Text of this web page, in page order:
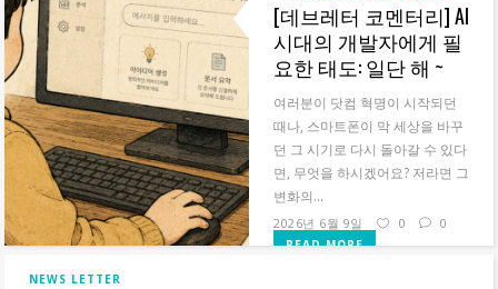
READ MORE
[데브레터 코멘터리] AI
시대의 개발자에게 필
요한 태도: 일단 해 ~
여러분이 닷컴 혁명이 시작되던
때나, 스마트폰이 막 세상을 바꾸
던 그 시기로 다시 돌아갈 수 있다
면, 무엇을 하시겠어요? 저라면 그
변화의...
READ MORE
2026년 6월 9일 0 0
NEWS LETTER